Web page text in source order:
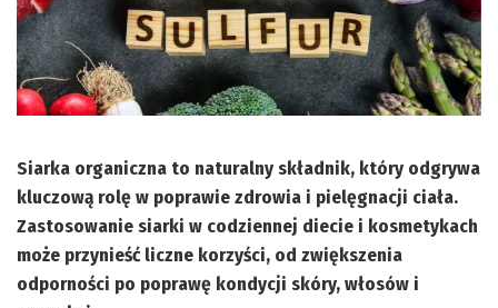
Siarka organiczna to naturalny składnik, który odgrywa
kluczową rolę w poprawie zdrowia i pielęgnacji ciała.
Zastosowanie siarki w codziennej diecie i kosmetykach
może przynieść liczne korzyści, od zwiększenia
odporności po poprawę kondycji skóry, włosów i